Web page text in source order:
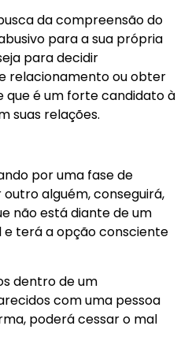
da compreensão do
para a sua própria
para decidir
relacionamento ou obter
que é um forte candidato à
suas relações.
por uma fase de
alguém, conseguirá,
não está diante de um
terá a opção consciente
dentro de um
com uma pessoa
poderá cessar o mal